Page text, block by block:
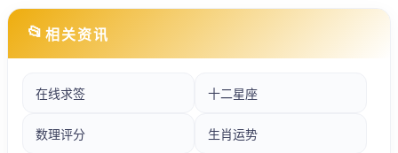
📂 相关资讯
在线求签 十二星座
数理评分 生肖运势